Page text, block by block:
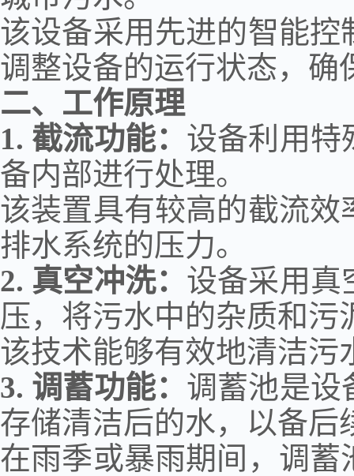
该设备采用先进的智能
调整设备的运行状态，确
二、工作原理
1. 截流功能： 设备利用特
备内部进行处理。
该装置具有较高的截流
排水系统的压力。
2. 真空冲洗： 设备采用真
压，将污水中的杂质和污
该技术能够有效地清洁污
3. 调蓄功能： 调蓄池是设
存储清洁后的水，以备后
在雨季或暴雨期间，调